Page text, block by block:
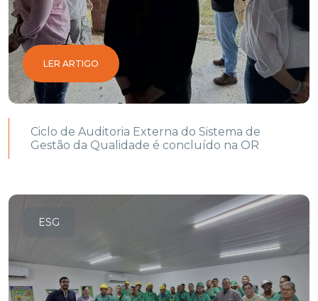
LER ARTIGO
Ciclo de Auditoria Externa do Sistema de
Gestão da Qualidade é concluído na OR
ESG